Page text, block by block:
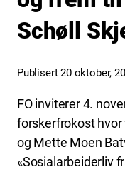
Schøll
Publisert 20 oktober,
FO inviterer 4.
forskerfrokost hvor
og Mette Moen
«Sosialarbeiderliv